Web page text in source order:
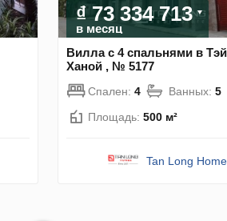
₫ 73 334 713
в месяц
Вилла с 4 спальнями в
Ханой , № 5177
Спален: 4 Ванных: 5
Площадь: 500 м²
Tan Long